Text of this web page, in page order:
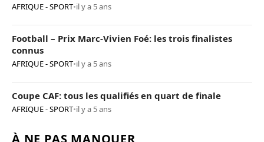
AFRIQUE - SPORT•il y a 5 ans
Football – Prix Marc-Vivien Foé: les trois finalistes
connus
AFRIQUE - SPORT•il y a 5 ans
Coupe CAF: tous les qualifiés en quart de finale
AFRIQUE - SPORT•il y a 5 ans